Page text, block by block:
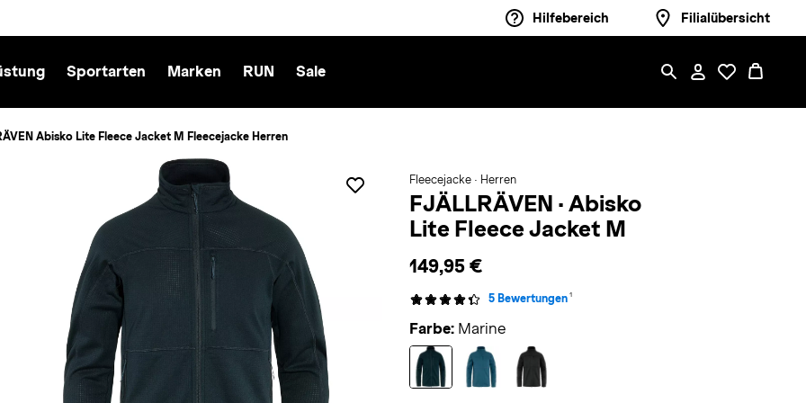
Hilfebereich Filialübersicht
Sportarten Marken RUN Sale
Abisko Lite Fleece Jacket M Fleecejacke Herren
Fleecejacke · Herren
FJÄLLRÄVEN · Abisko
Lite Fleece Jacket M
149,95 €
5 Bewertungen 1
Farbe: Marine